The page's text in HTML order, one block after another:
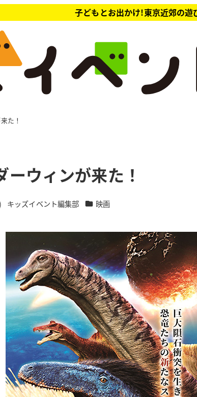
子どもとお出かけ!東京近郊の遊
た！
ウィンが来た！
著
キッズイベント編集部 カテゴリー
映画